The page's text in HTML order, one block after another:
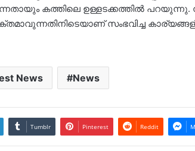
കത്തിലെ ഉള്ളടക്കത്തിൽ പറയുന്നു.
സംഭവിച്ച
News News
Tumblr Pinterest Reddit